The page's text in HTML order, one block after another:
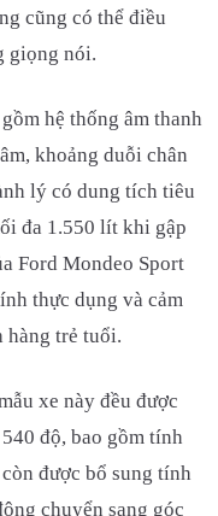
cũng có thể điều
giọng nói.
hệ thống âm thanh
khoảng duỗi chân
lý có dung tích tiêu
đa 1.550 lít khi gập
Ford Mondeo Sport
thực dụng và cảm
hàng trẻ tuổi.
xe này đều được
độ, bao gồm tính
được bổ sung tính
chuyển sang góc